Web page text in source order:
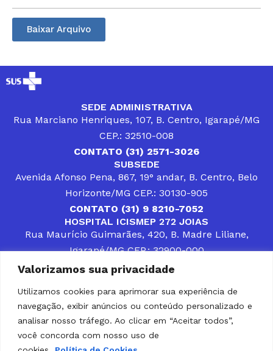
Valorizamos sua privacidade
Utilizamos cookies para aprimorar sua experiência de
navegação, exibir anúncios ou conteúdo personalizado e
analisar nosso tráfego. Ao clicar em “Aceitar todos”,
você concorda com nosso uso de
Baixar Arquivo
SEDE ADMINISTRATIVA
Rua Marciano Henriques, 107, B. Centro, Igarapé/MG
CEP.: 32510-008
CONTATO (31) 2571-3026
SUBSEDE
Avenida Afonso Pena, 867, 19° andar, B. Centro, Belo
Horizonte/MG CEP.: 30130-905
CONTATO (31) 9 8210-7052
HOSPITAL ICISMEP 272 JOIAS
Rua Maurício Guimarães, 420, B. Madre Liliane,
Igarapé/MG CEP.: 32900-000
CONTATOS (31) 3512-4400 ou (31) 9 8309-8660
DESENVOLVER SOLUÇÕES, AÇÕES E SERVIÇOS
PÚBLICOS QUE COMPLEMENTEM A ASSISTÊNCIA À
POPULAÇÃO DA REGIÃO EM QUE ATUA, SENDO
PARCEIRO DOS MUNICÍPIOS CONSORCIADOS NA
SOLUÇÃO DE DIFICULDADES ENFRENTADAS POR
GESTORES MUNICIPAIS, É O COMPROMISSO DO
ICISMEP.